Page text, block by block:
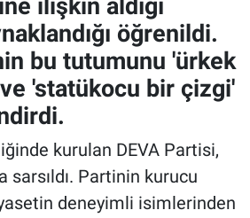
ilişkin aldığı
öğrenildi.
bu tutumunu 'ürkek
'statükocu bir çizgi'
kurulan DEVA Partisi,
sarsıldı. Partinin kurucu
deneyimli isimlerinden